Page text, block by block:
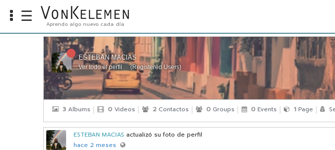
Info
Carreras
☰ Aprendo algo nuevo cada día
ESTEBAN MACIAS
Ver todo el perfil (Registered Users)
3 Albums 0 Videos 2 Contactos 0 Groups 0 Events 1 Page
ESTEBAN MACIAS actualizó su foto de perfil
hace 2 meses